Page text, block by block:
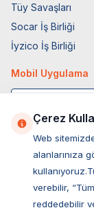
Tüy Savaşları
Socar İş Birliği
İyzico İş Birliği
Mobil Uygulama
Çerez
Web
alanlarınıza
verebilir,
reddedebilir